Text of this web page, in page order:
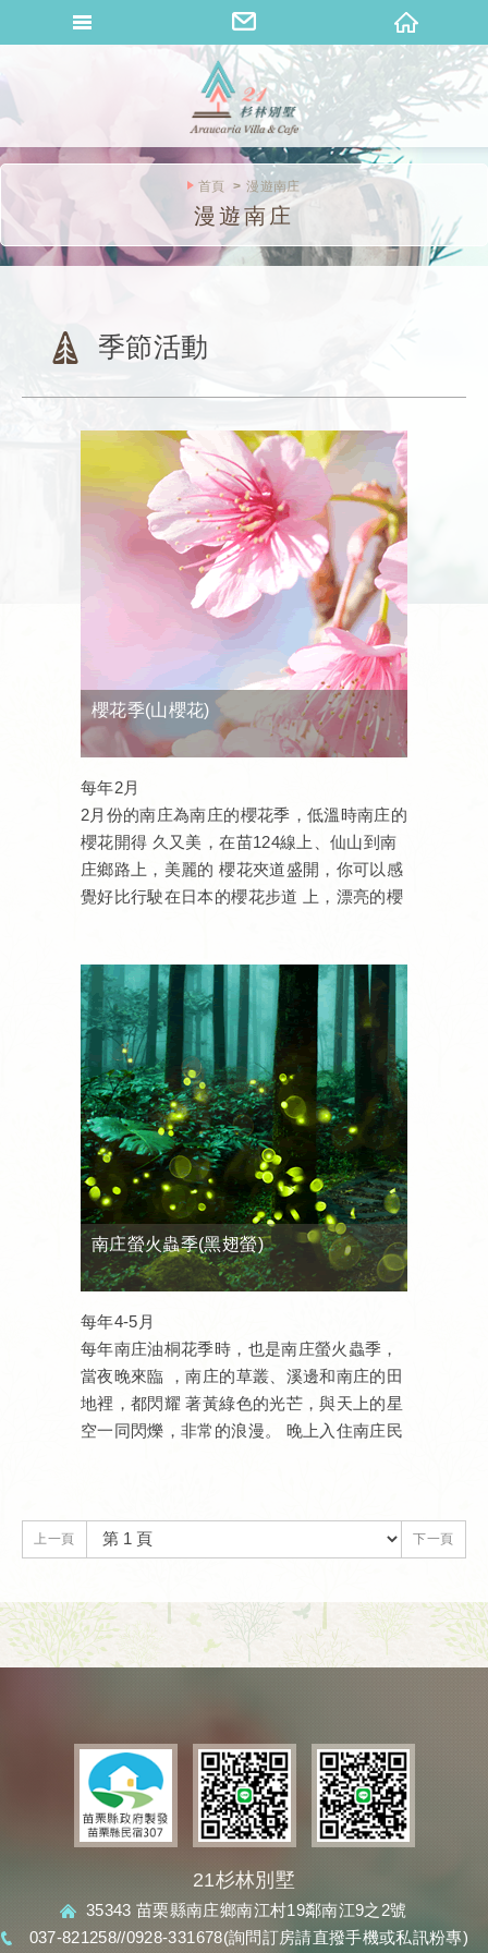
桐花山莊
首頁 漫遊南庄
漫遊南庄
季節活動
櫻花季(山櫻花)
每年2月
2月份的南庄為南庄的櫻花季，低溫時南庄的
櫻花開得 久又美，在苗124線上、仙山到南
庄鄉路上，美麗的 櫻花夾道盛開，你可以感
覺好比行駛在日本的櫻花步道 上，漂亮的櫻
盡收眼底。
南庄螢火蟲季(黑翅螢)
每年4-5月
每年南庄油桐花季時，也是南庄螢火蟲季，
當夜晚來臨 ，南庄的草叢、溪邊和南庄的田
地裡，都閃耀 著黃綠色的光芒，與天上的星
空一同閃爍，非常的浪漫。 晚上入住南庄民
上一頁 下一頁
21杉林別墅
35343 苗栗縣南庄鄉南江村19鄰南江9之2號
037-821258//0928-331678(詢問訂房請直撥手機或私訊粉專)